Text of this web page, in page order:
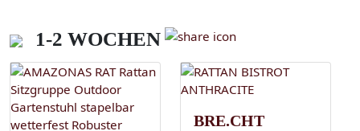
1-2 WOCHEN
BRE.CHT